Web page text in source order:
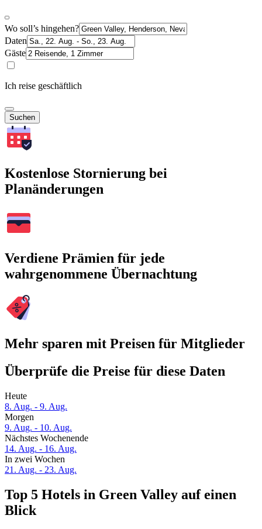
Wo soll’s hingehen?
Daten
Gäste
Ich reise geschäftlich
Suchen
Kostenlose Stornierung bei
Planänderungen
Verdiene Prämien für jede
wahrgenommene Übernachtung
Mehr sparen mit Preisen für Mitglieder
Überprüfe die Preise für diese Daten
Heute
8. Aug. - 9. Aug.
Morgen
9. Aug. - 10. Aug.
Nächstes Wochenende
14. Aug. - 16. Aug.
In zwei Wochen
21. Aug. - 23. Aug.
Top 5 Hotels in Green Valley auf einen
Blick